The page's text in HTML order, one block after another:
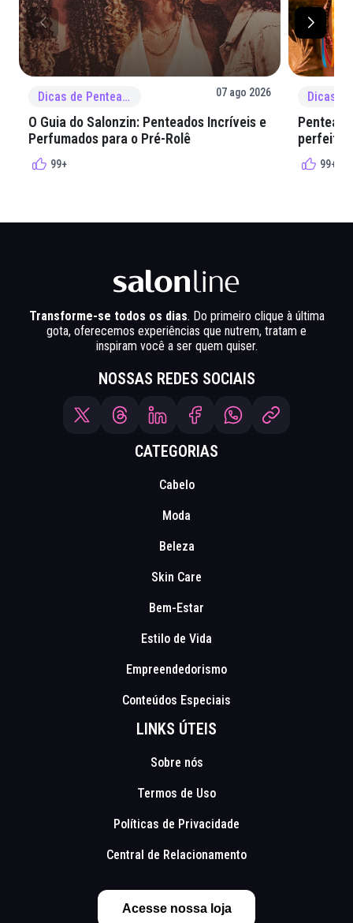
Dicas de Penteado 07 ago 2026
O Guia do Salonzin: Penteados Incríveis e
Perfumados para o Pré-Rolê
99+
perfeita
99+
Transforme-se todos os dias. Do primeiro clique à última
gota, oferecemos experiências que nutrem, tratam e
inspiram você a ser quem quiser.
NOSSAS REDES SOCIAIS
CATEGORIAS
Cabelo
Moda
Beleza
Skin Care
Bem-Estar
Estilo de Vida
Empreendedorismo
Conteúdos Especiais
LINKS ÚTEIS
Sobre nós
Termos de Uso
Políticas de Privacidade
Central de Relacionamento
Acesse nossa loja